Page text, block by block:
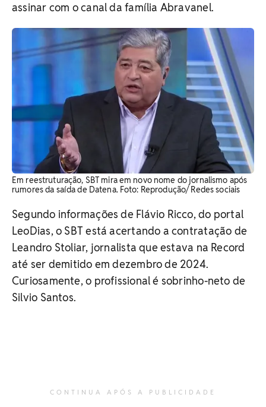
assinar com o canal da família Abravanel.
Em reestruturação, SBT mira em novo nome do jornalismo após
rumores da saída de Datena. Foto: Reprodução/ Redes sociais
Segundo informações de Flávio Ricco, do portal
LeoDias, o SBT está acertando a contratação de
Leandro Stoliar, jornalista que estava na Record
até ser demitido em dezembro de 2024.
Curiosamente, o profissional é sobrinho-neto de
Silvio Santos.
CONTINUA APÓS A PUBLICIDADE